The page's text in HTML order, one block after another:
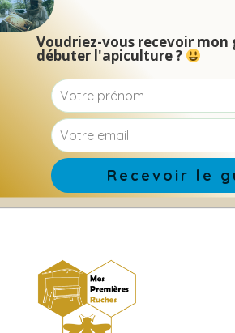
Voudriez-vous recevoir mon
débuter l'apiculture ?
Recevoir le